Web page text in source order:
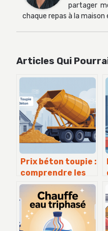
partager
chaque repas à la
Articles Qui
Prix béton toupie :
comprendre les
tarifs et faire le
bon choix